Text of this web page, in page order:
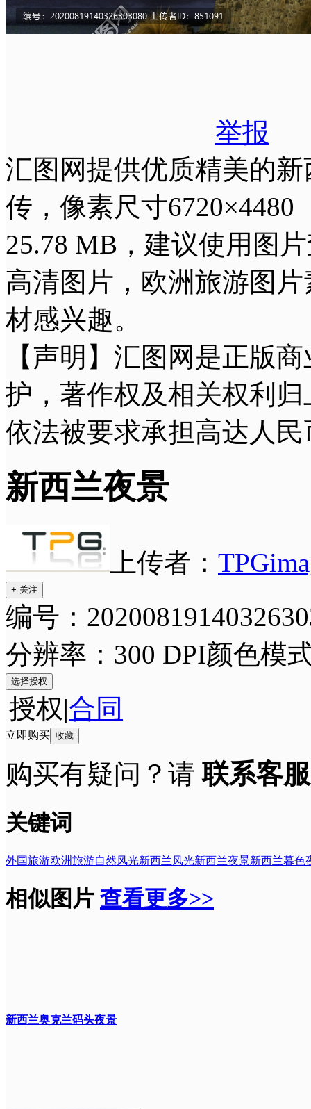
举报
汇图网提供优质精美的
传，像素尺寸6720×4480
25.78 MB，建议使用图
高清图片，欧洲旅游图
材感兴趣。
【声明】汇图网是正版
护，著作权及相关权利
依法被要求承担高达人
新西兰夜景
上传者：
+ 关注
编号：
分辨率：300 DPI颜色模
选择授权
授权|合同
立即购买 收藏
购买有疑问？请联系客服
关键词
外国旅游欧洲旅游自然风光新西兰风光新西兰夜景新西兰暮色
相似图片 查看更多>>
新西兰奥克兰码头夜景